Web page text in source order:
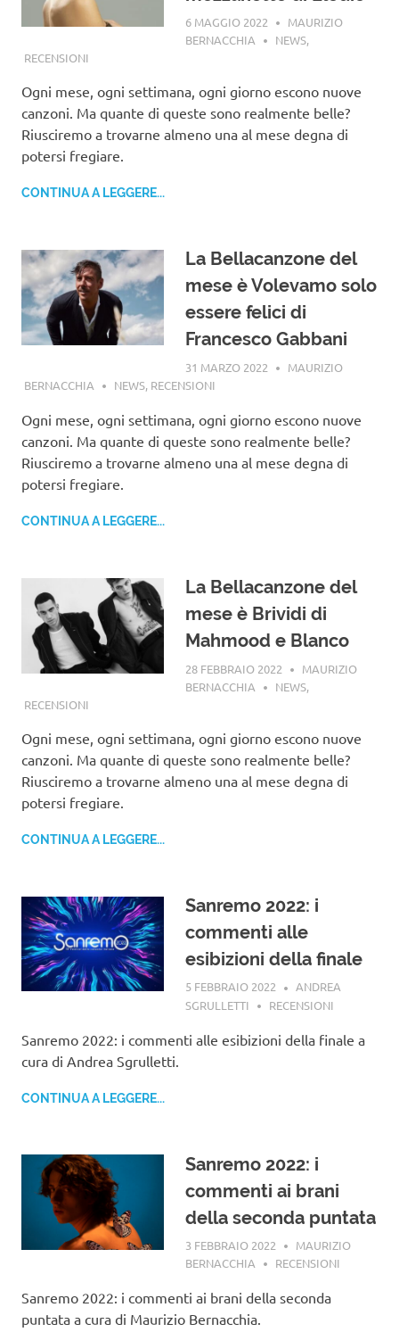
6 MAGGIO 2022
MAURIZIO
BERNACCHIA
NEWS,
RECENSIONI
Ogni mese, ogni settimana, ogni giorno escono nuove
canzoni. Ma quante di queste sono realmente belle?
Riusciremo a trovarne almeno una al mese degna di
potersi fregiare.
CONTINUA A LEGGERE...
La Bellacanzone del
mese è Volevamo solo
essere felici di
Francesco Gabbani
31 MARZO 2022
MAURIZIO
BERNACCHIA
NEWS, RECENSIONI
Ogni mese, ogni settimana, ogni giorno escono nuove
canzoni. Ma quante di queste sono realmente belle?
Riusciremo a trovarne almeno una al mese degna di
potersi fregiare.
CONTINUA A LEGGERE...
La Bellacanzone del
mese è Brividi di
Mahmood e Blanco
28 FEBBRAIO 2022
MAURIZIO
BERNACCHIA
NEWS,
RECENSIONI
Ogni mese, ogni settimana, ogni giorno escono nuove
canzoni. Ma quante di queste sono realmente belle?
Riusciremo a trovarne almeno una al mese degna di
potersi fregiare.
CONTINUA A LEGGERE...
Sanremo 2022: i
commenti alle
esibizioni della finale
5 FEBBRAIO 2022
ANDREA
SGRULLETTI
RECENSIONI
Sanremo 2022: i commenti alle esibizioni della finale a
cura di Andrea Sgrulletti.
CONTINUA A LEGGERE...
Sanremo 2022: i
commenti ai brani
della seconda puntata
3 FEBBRAIO 2022
MAURIZIO
BERNACCHIA
RECENSIONI
Sanremo 2022: i commenti ai brani della seconda
puntata a cura di Maurizio Bernacchia.